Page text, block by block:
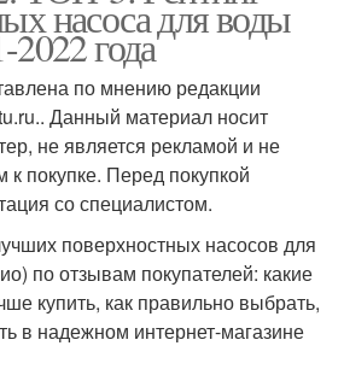
насоса для воды
года
по мнению редакции
Данный материал носит
не является рекламой и не
к покупке. Перед покупкой
со специалистом.
поверхностных насосов для
по отзывам покупателей: какие
купить, как правильно выбрать,
в надежном интернет-магазине